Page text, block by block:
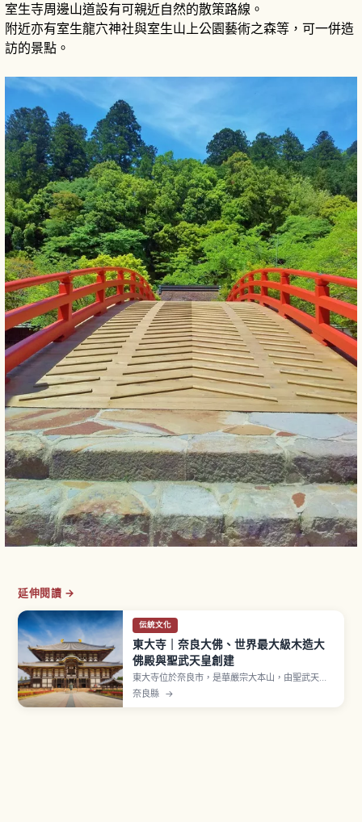
室生寺周邊山道設有可親近自然的散策路線。
附近亦有室生龍穴神社與室生山上公園藝術之森等，可一併造
訪的景點。
延伸閱讀 →
伝統文化
東大寺｜奈良大佛、世界最大級木造大
佛殿與聖武天皇創建
東大寺位於奈良市，是華嚴宗大本山，由聖武天皇
於8世紀發願創建，登錄世界遺產「古都奈良的文化
財」。大佛殿正面寬約57.5公尺、進深約50.5公
奈良縣 →